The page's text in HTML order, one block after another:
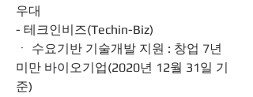
우대
- 테크인비즈(Techin-Biz)
ㆍ 수요기반 기술개발 지원 : 창업 7년
미만 바이오기업(2020년 12월 31일 기
준)